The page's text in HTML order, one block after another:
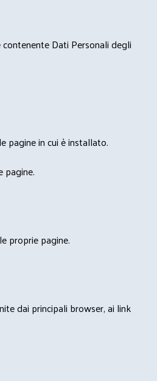
Dati Personali degli
pagine in cui è installato.
pagine.
proprie pagine.
dai principali browser, ai link